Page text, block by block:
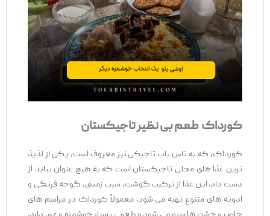
کورداک طعم بی ‌نظیر تاجیکستان
کورداک، که به تاس باب تاجیکی نیز معروف است، یکی از لذیذ
ترین غذا های محلی تاجیکستان است که به هیچ عنوان نباید از
دست داد. این غذا از ترکیب گوشت، سیب ‌زمینی، گوجه فرنگی و
ادویه ‌های متنوع تهیه می‌ شود. معمولاً کورداک در مراسم‌ های